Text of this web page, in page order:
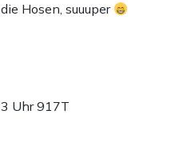
Hosen, suuuper
Uhr917T